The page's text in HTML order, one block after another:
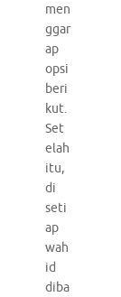
men
ggar
ap
opsi
beri
kut.
Set
elah
itu,
di
seti
ap
wah
id
diba